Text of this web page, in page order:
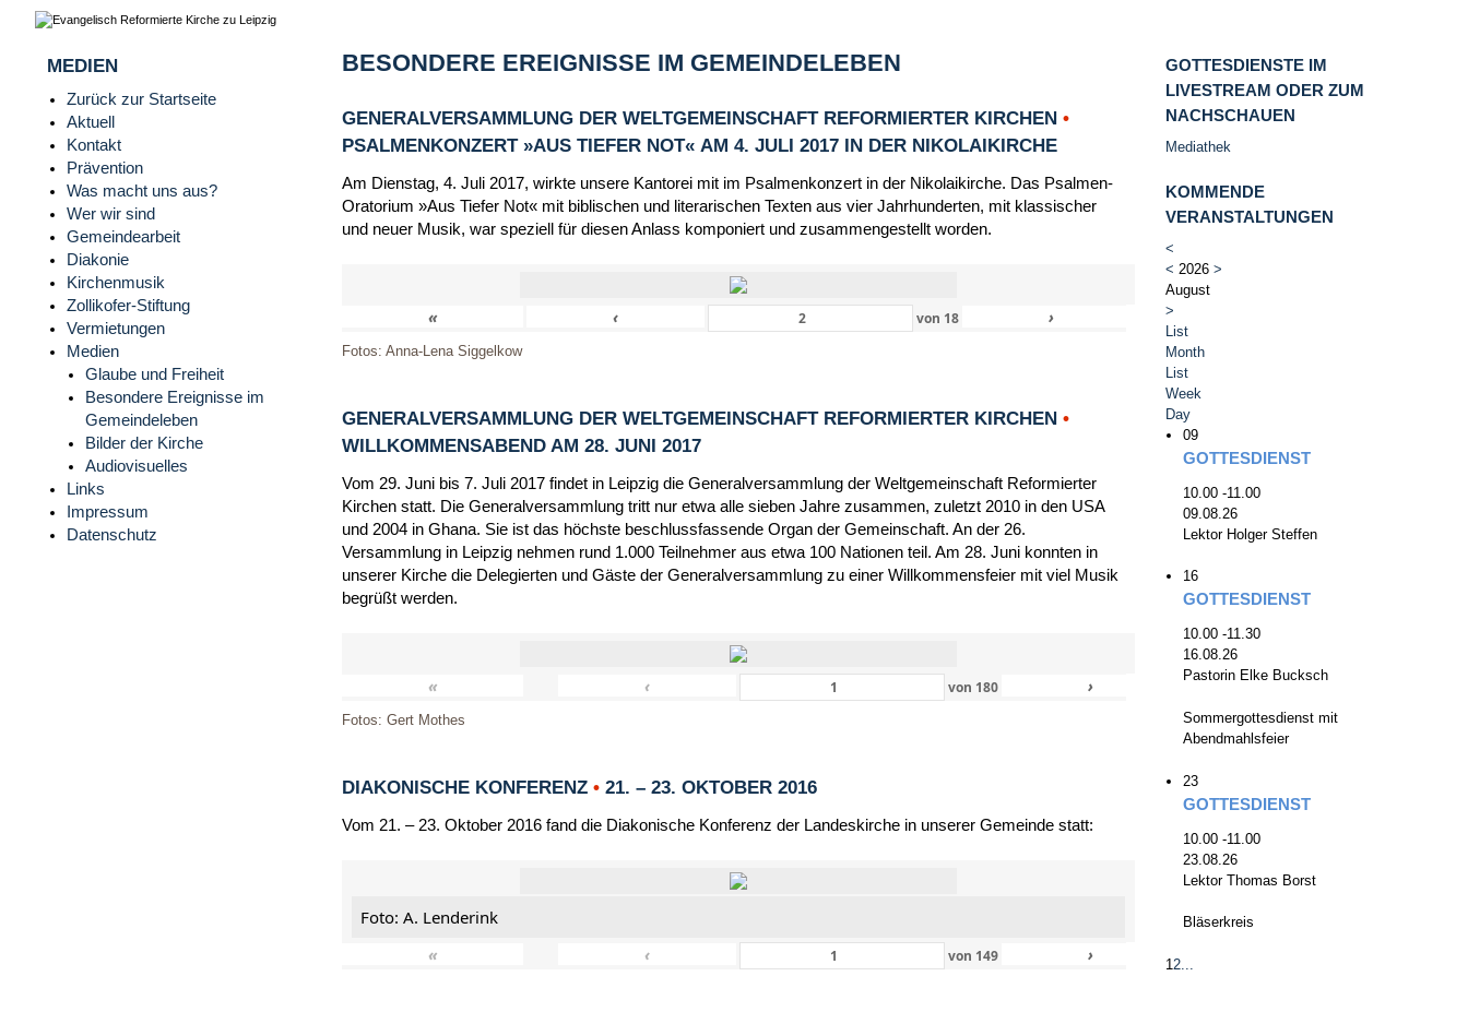
MEDIEN
Zurück zur Startseite
Aktuell
Kontakt
Prävention
Was macht uns aus?
Wer wir sind
Gemeindearbeit
Diakonie
Kirchenmusik
Zollikofer-Stiftung
Vermietungen
Medien
Glaube und Freiheit
Besondere Ereignisse im
Gemeindeleben
Bilder der Kirche
Audiovisuelles
Links
Impressum
Datenschutz
BESONDERE EREIGNISSE IM GEMEINDELEBEN
GENERALVERSAMMLUNG DER WELTGEMEINSCHAFT REFORMIERTER KIRCHEN •
PSALMENKONZERT »AUS TIEFER NOT« AM 4. JULI 2017 IN DER NIKOLAIKIRCHE
Am Dienstag, 4. Juli 2017, wirkte unsere Kantorei mit im Psalmenkonzert in der Nikolaikirche. Das Psalmen-
Oratorium »Aus Tiefer Not« mit biblischen und literarischen Texten aus vier Jahrhunderten, mit klassischer
und neuer Musik, war speziell für diesen Anlass komponiert und zusammengestellt worden.
« ‹ von 18 ›
Fotos: Anna-Lena Siggelkow
GENERALVERSAMMLUNG DER WELTGEMEINSCHAFT REFORMIERTER KIRCHEN •
WILLKOMMENSABEND AM 28. JUNI 2017
Vom 29. Juni bis 7. Juli 2017 findet in Leipzig die Generalversammlung der Weltgemeinschaft Reformierter
Kirchen statt. Die Generalversammlung tritt nur etwa alle sieben Jahre zusammen, zuletzt 2010 in den USA
und 2004 in Ghana. Sie ist das höchste beschlussfassende Organ der Gemeinschaft. An der 26.
Versammlung in Leipzig nehmen rund 1.000 Teilnehmer aus etwa 100 Nationen teil. Am 28. Juni konnten in
unserer Kirche die Delegierten und Gäste der Generalversammlung zu einer Willkommensfeier mit viel Musik
begrüßt werden.
« ‹ von 180 › »
Fotos: Gert Mothes
DIAKONISCHE KONFERENZ • 21. – 23. OKTOBER 2016
Vom 21. – 23. Oktober 2016 fand die Diakonische Konferenz der Landeskirche in unserer Gemeinde statt:
Foto: A. Lenderink
«
‹ von 149 ›
GOTTESDIENSTE IM
LIVESTREAM ODER ZUM
NACHSCHAUEN
Mediathek
KOMMENDE
VERANSTALTUNGEN
<
< 2026 >
August
>
List
Month
List
Week
Day
09
GOTTESDIENST
10.00 -11.00
09.08.26
Lektor Holger Steffen
16
GOTTESDIENST
10.00 -11.30
16.08.26
Pastorin Elke Bucksch
Sommergottesdienst mit
Abendmahlsfeier
23
GOTTESDIENST
10.00 -11.00
23.08.26
Lektor Thomas Borst
Bläserkreis
12...